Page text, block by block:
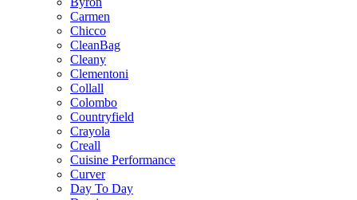
Carmen
Chicco
CleanBag
Cleany
Clementoni
Collall
Colombo
Countryfield
Crayola
Creall
Cuisine Performance
Curver
Day To Day